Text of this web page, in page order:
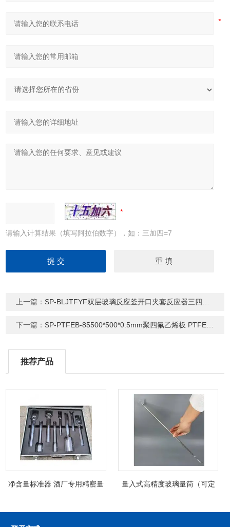
请输入计算结果（填写阿拉伯数字），如：三加四=7
上一篇： SP-BLJTFYF双层玻璃反应釜开口夹套反应器三四口烧瓶
下一篇： SP-PTFEB-85500*500*0.5mm聚四氟乙烯板 PTFE特氟龙板
推荐产品
净含量标准器 酒厂专用精密量
量入式高精度玻璃量筒（可定